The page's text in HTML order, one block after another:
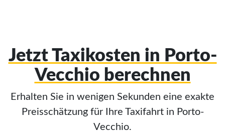
Jetzt Taxikosten in Porto-
Vecchio berechnen
Erhalten Sie in wenigen Sekunden eine exakte
Preisschätzung für Ihre Taxifahrt in Porto-
Vecchio.